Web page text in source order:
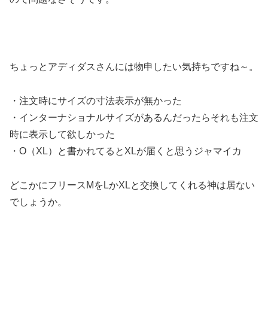
ちょっとアディダスさんには物申したい気持ちですね～。
・注文時にサイズの寸法表示が無かった
・インターナショナルサイズがあるんだったらそれも注文
時に表示して欲しかった
・O（XL）と書かれてるとXLが届くと思うジャマイカ
どこかにフリースMをLかXLと交換してくれる神は居ない
でしょうか。